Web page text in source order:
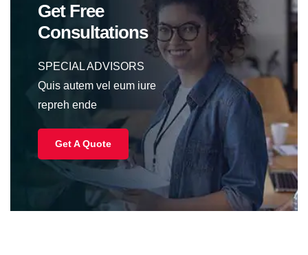
Get Free
Consultations
SPECIAL ADVISORS
Quis autem vel eum iure
repreh ende
Get A Quote